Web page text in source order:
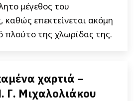
μέγεθος του
καθώς επεκτείνεται ακόμη
πλούτο της χλωρίδας της.
χαρτιά –
Γ. Μιχαλολιάκου